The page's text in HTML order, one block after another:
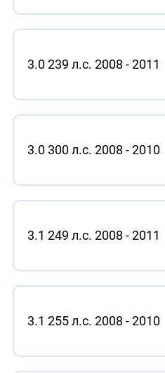
3.0 239 л.с. 2008 - 2011
3.0 300 л.с. 2008 - 2010
3.1 249 л.с. 2008 - 2011
3.1 255 л.с. 2008 - 2010